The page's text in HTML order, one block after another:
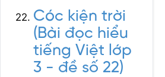
Cóc kiện trời
(Bài đọc hiểu
tiếng Việt lớp
3 - đề số 22)